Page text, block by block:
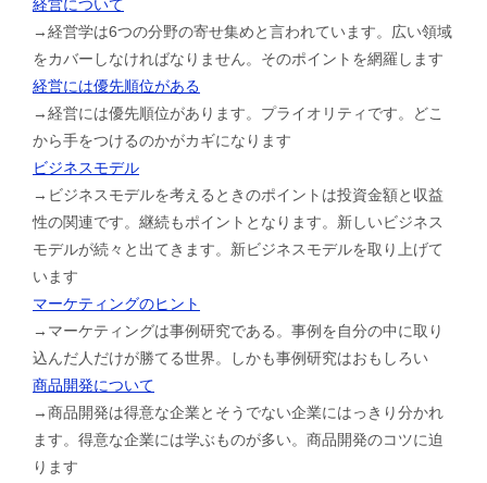
経営について
→経営学は6つの分野の寄せ集めと言われています。広い領域
をカバーしなければなりません。そのポイントを網羅します
経営には優先順位がある
→経営には優先順位があります。プライオリティです。どこ
から手をつけるのかがカギになります
ビジネスモデル
→ビジネスモデルを考えるときのポイントは投資金額と収益
性の関連です。継続もポイントとなります。新しいビジネス
モデルが続々と出てきます。新ビジネスモデルを取り上げて
います
マーケティングのヒント
→マーケティングは事例研究である。事例を自分の中に取り
込んだ人だけが勝てる世界。しかも事例研究はおもしろい
商品開発について
→商品開発は得意な企業とそうでない企業にはっきり分かれ
ます。得意な企業には学ぶものが多い。商品開発のコツに迫
ります